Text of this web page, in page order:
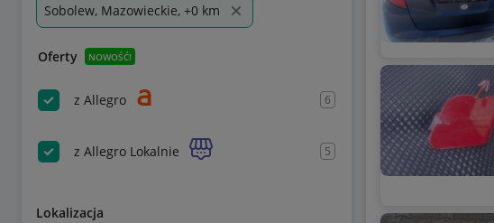
Sobolew, Mazowieckie, +0 km
Oferty NOWOŚĆ!
z Allegro 6
z Allegro Lokalnie 5
Lokalizacja